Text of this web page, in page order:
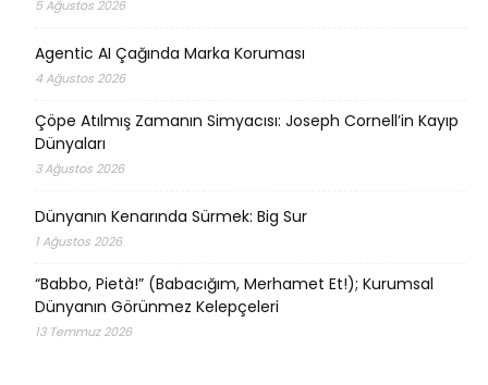
5 Ağustos 2026
Agentic AI Çağında Marka Koruması
4 Ağustos 2026
Çöpe Atılmış Zamanın Simyacısı: Joseph Cornell’in Kayıp
Dünyaları
3 Ağustos 2026
Dünyanın Kenarında Sürmek: Big Sur
1 Ağustos 2026
“Babbo, Pietà!” (Babacığım, Merhamet Et!); Kurumsal
Dünyanın Görünmez Kelepçeleri
13 Temmuz 2026